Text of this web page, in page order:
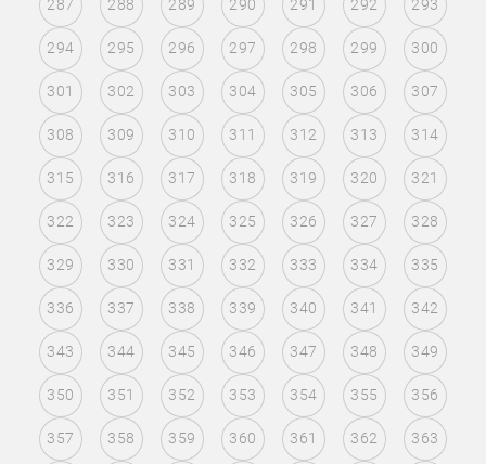
287 288 289 290 291 292 293
294 295 296 297 298 299 300
301 302 303 304 305 306 307
308 309 310 311 312 313 314
315 316 317 318 319 320 321
322 323 324 325 326 327 328
329 330 331 332 333 334 335
336 337 338 339 340 341 342
343 344 345 346 347 348 349
350 351 352 353 354 355 356
357 358 359 360 361 362 363